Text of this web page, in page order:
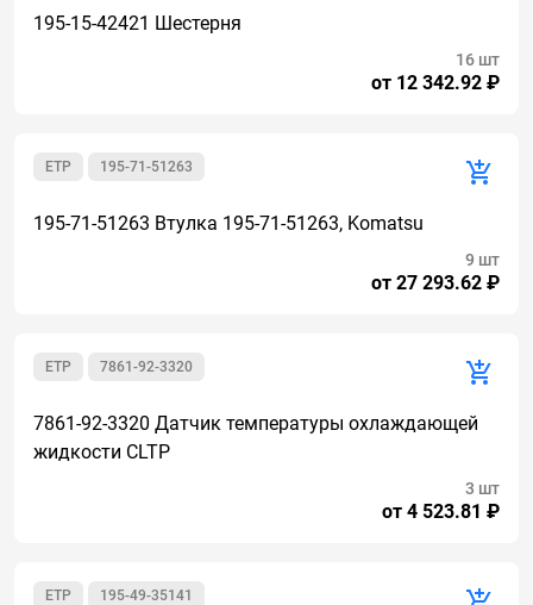
195-15-42421 Шестерня
от 12 342.92 ₽
16 шт
195-71-51263
ETP
195-71-51263 Втулка 195-71-51263, Komatsu
от 27 293.62 ₽
9 шт
7861-92-3320
ETP
7861-92-3320 Датчик температуры охлаждающей
жидкости CLTP
от 4 523.81 ₽
3 шт
195-49-35141
ETP